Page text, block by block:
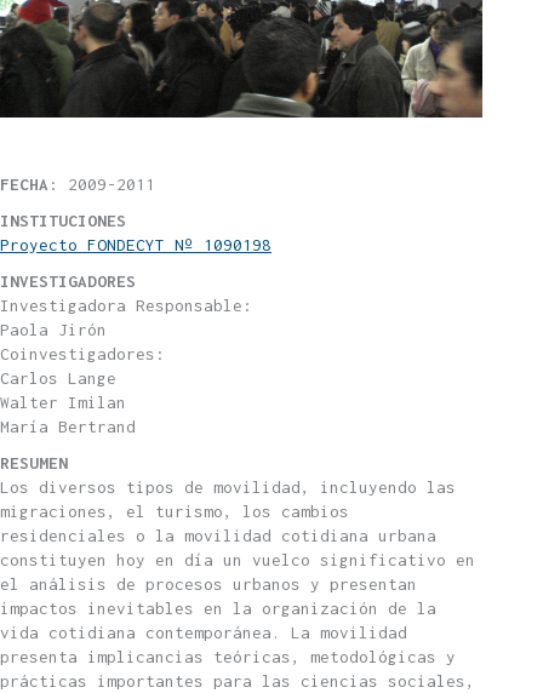
FECHA : 2009-2011
INSTITUCIONES
Proyecto FONDECYT Nº 1090198
INVESTIGADORES
Investigadora Responsable:
Paola Jirón
Coinvestigadores:
Carlos Lange
Walter Imilan
María Bertrand
RESUMEN
Los diversos tipos de movilidad, incluyendo las
migraciones, el turismo, los cambios
residenciales o la movilidad cotidiana urbana
constituyen hoy en día un vuelco significativo en
el análisis de procesos urbanos y presentan
impactos inevitables en la organización de la
vida cotidiana contemporánea. La movilidad
presenta implicancias teóricas, metodológicas y
prácticas importantes para las ciencias sociales,